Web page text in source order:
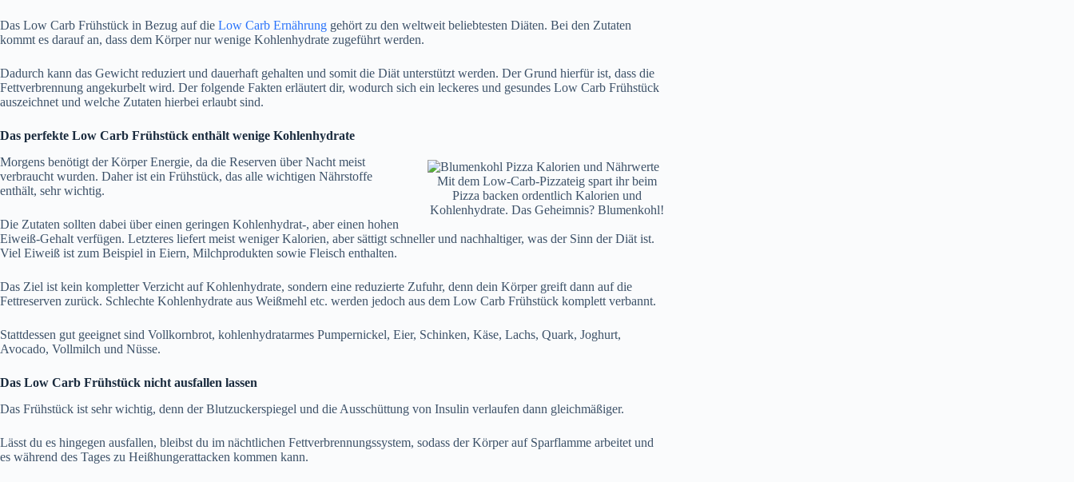
Das Low Carb Frühstück in Bezug auf die Low Carb Ernährung gehört zu den weltweit beliebtesten Diäten. Bei den Zutaten
kommt es darauf an, dass dem Körper nur wenige Kohlenhydrate zugeführt werden.
Dadurch kann das Gewicht reduziert und dauerhaft gehalten und somit die Diät unterstützt werden. Der Grund hierfür ist, dass die
Fettverbrennung angekurbelt wird. Der folgende Fakten erläutert dir, wodurch sich ein leckeres und gesundes Low Carb Frühstück
auszeichnet und welche Zutaten hierbei erlaubt sind.
Das perfekte Low Carb Frühstück enthält wenige Kohlenhydrate
Mit dem Low-Carb-Pizzateig spart ihr beim
Pizza backen ordentlich Kalorien und
Kohlenhydrate. Das Geheimnis? Blumenkohl!
Morgens benötigt der Körper Energie, da die Reserven über Nacht meist
verbraucht wurden. Daher ist ein Frühstück, das alle wichtigen Nährstoffe
enthält, sehr wichtig.
Die Zutaten sollten dabei über einen geringen Kohlenhydrat-, aber einen hohen
Eiweiß-Gehalt verfügen. Letzteres liefert meist weniger Kalorien, aber sättigt schneller und nachhaltiger, was der Sinn der Diät ist.
Viel Eiweiß ist zum Beispiel in Eiern, Milchprodukten sowie Fleisch enthalten.
Das Ziel ist kein kompletter Verzicht auf Kohlenhydrate, sondern eine reduzierte Zufuhr, denn dein Körper greift dann auf die
Fettreserven zurück. Schlechte Kohlenhydrate aus Weißmehl etc. werden jedoch aus dem Low Carb Frühstück komplett verbannt.
Stattdessen gut geeignet sind Vollkornbrot, kohlenhydratarmes Pumpernickel, Eier, Schinken, Käse, Lachs, Quark, Joghurt,
Avocado, Vollmilch und Nüsse.
Das Low Carb Frühstück nicht ausfallen lassen
Das Frühstück ist sehr wichtig, denn der Blutzuckerspiegel und die Ausschüttung von Insulin verlaufen dann gleichmäßiger.
Lässt du es hingegen ausfallen, bleibst du im nächtlichen Fettverbrennungssystem, sodass der Körper auf Sparflamme arbeitet und
es während des Tages zu Heißhungerattacken kommen kann.